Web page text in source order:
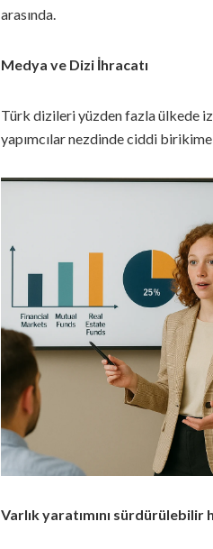
arasında.
Medya ve Dizi İhracatı
Türk dizileri yüzden fazla ülkede
yapımcılar nezdinde ciddi birikime
Varlık yaratımını